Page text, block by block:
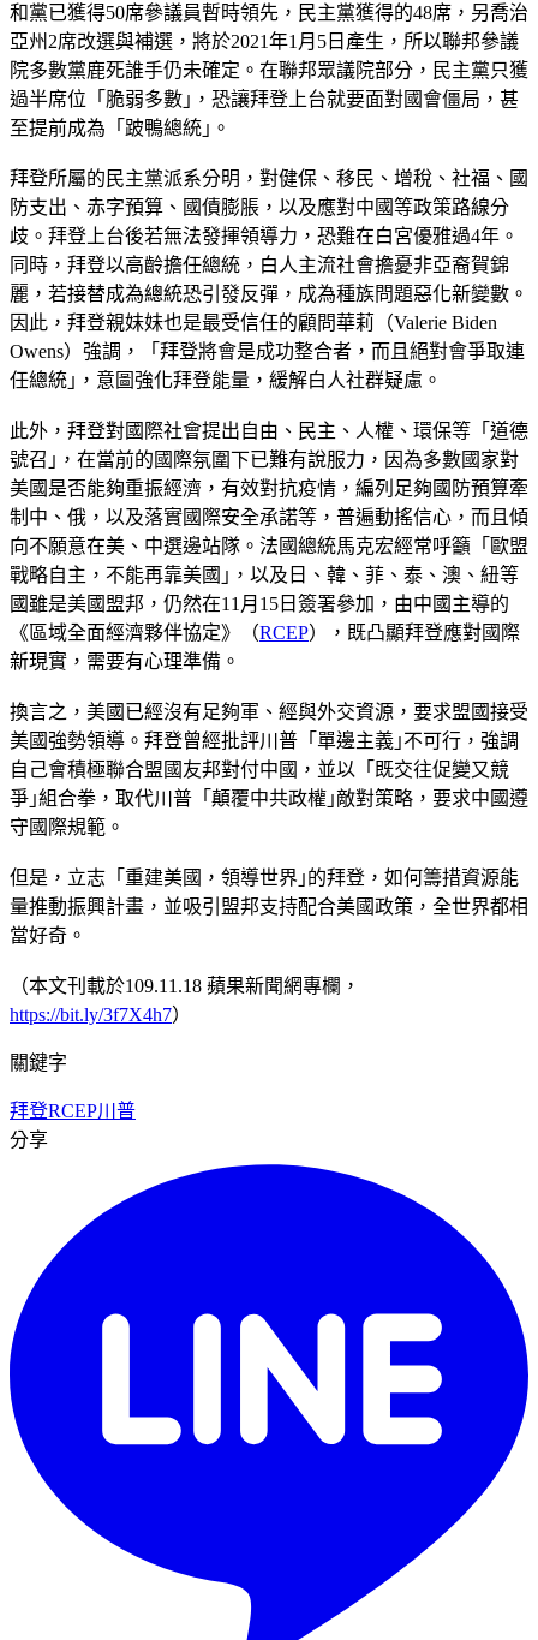
和黨已獲得50席參議員暫時領先，民主黨獲得的48席，另喬治
亞州2席改選與補選，將於2021年1月5日產生，所以聯邦參議
院多數黨鹿死誰手仍未確定。在聯邦眾議院部分，民主黨只獲
過半席位「脆弱多數｣，恐讓拜登上台就要面對國會僵局，甚
至提前成為「跛鴨總統｣。
拜登所屬的民主黨派系分明，對健保、移民、增稅、社福、國
防支出、赤字預算、國債膨脹，以及應對中國等政策路線分
歧。拜登上台後若無法發揮領導力，恐難在白宮優雅過4年。
同時，拜登以高齡擔任總統，白人主流社會擔憂非亞裔賀錦
麗，若接替成為總統恐引發反彈，成為種族問題惡化新變數。
因此，拜登親妹妹也是最受信任的顧問華莉（Valerie Biden
Owens）強調，「拜登將會是成功整合者，而且絕對會爭取連
任總統｣，意圖強化拜登能量，緩解白人社群疑慮。
此外，拜登對國際社會提出自由、民主、人權、環保等「道德
號召｣，在當前的國際氛圍下已難有說服力，因為多數國家對
美國是否能夠重振經濟，有效對抗疫情，編列足夠國防預算牽
制中、俄，以及落實國際安全承諾等，普遍動搖信心，而且傾
向不願意在美、中選邊站隊。法國總統馬克宏經常呼籲「歐盟
戰略自主，不能再靠美國｣，以及日、韓、菲、泰、澳、紐等
國雖是美國盟邦，仍然在11月15日簽署參加，由中國主導的
《區域全面經濟夥伴協定》（RCEP），既凸顯拜登應對國際
新現實，需要有心理準備。
換言之，美國已經沒有足夠軍、經與外交資源，要求盟國接受
美國強勢領導。拜登曾經批評川普「單邊主義｣不可行，強調
自己會積極聯合盟國友邦對付中國，並以「既交往促變又競
爭｣組合拳，取代川普「顛覆中共政權｣敵對策略，要求中國遵
守國際規範。
但是，立志「重建美國，領導世界｣的拜登，如何籌措資源能
量推動振興計畫，並吸引盟邦支持配合美國政策，全世界都相
當好奇。
（本文刊載於109.11.18 蘋果新聞網專欄，
https://bit.ly/3f7X4h7）
關鍵字
拜登RCEP川普
分享